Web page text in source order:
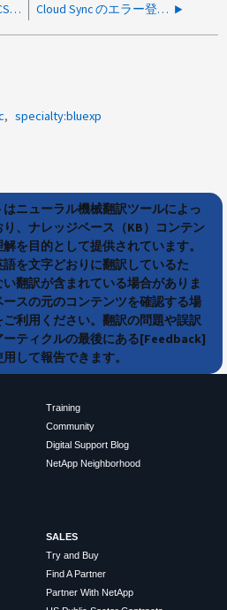
Cloud Sync による GCS バケットの検出が、「 xx@gcpxxx.iam.gserviceaccount.com に storagバケット がありません。 GCS バケットへのアクセスを取得します」というエラーで失敗します。 Cloud Sync のエラー登録が必要ですが、無料のサブスクリプションがすでに存在します
specialty:bluexp
ニューラル機械翻訳ツールによっ
、ナレッジベース（KB）コンテン
を目的として提供されています。
を文字どおりに翻訳しているた
翻訳が含まれている場合がありま
スの元のコンテンツを確認する場
利用ください。翻訳の問題や誤訳
ーティクルの最後にある[Feedback]
して報告できます。
Training
Community
Digital Support Blog
NetApp Neighborhood
SALES
Try and Buy
Find A Partner
Partner With NetApp